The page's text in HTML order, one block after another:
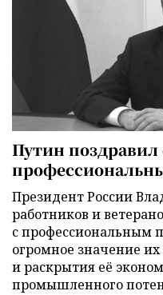
Путин поздравил
Президент России
работников и
с профессиональным
огромное значение
и раскрытия её
промышленного